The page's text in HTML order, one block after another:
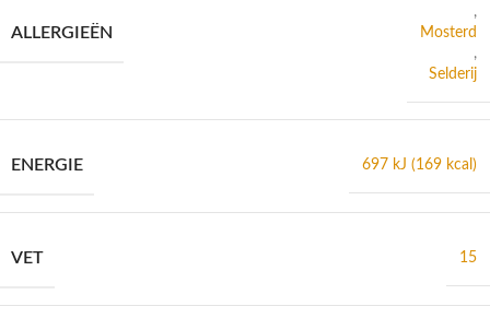
ALLERGIEËN
,
Mosterd
,
Selderij
ENERGIE 697 kJ (169 kcal)
VET 15